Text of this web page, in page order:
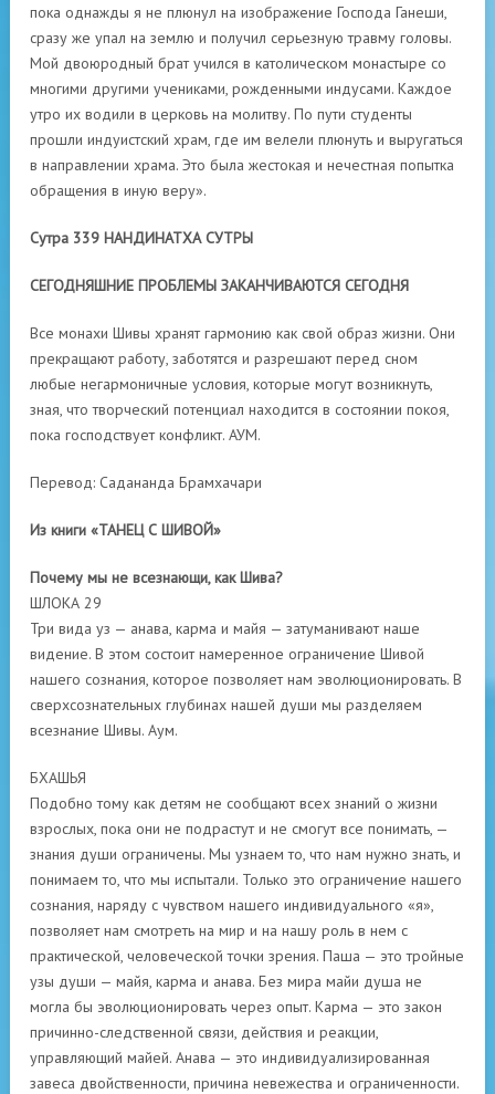
пока однажды я не плюнул на изображение Господа Ганеши,
сразу же упал на землю и получил серьезную травму головы.
Мой двоюродный брат учился в католическом монастыре со
многими другими учениками, рожденными индусами. Каждое
утро их водили в церковь на молитву. По пути студенты
прошли индуистский храм, где им велели плюнуть и выругаться
в направлении храма. Это была жестокая и нечестная попытка
обращения в иную веру».
Сутра 339 НАНДИНАТХА СУТРЫ
СЕГОДНЯШНИЕ ПРОБЛЕМЫ ЗАКАНЧИВАЮТСЯ СЕГОДНЯ
Все монахи Шивы хранят гармонию как свой образ жизни. Они
прекращают работу, заботятся и разрешают перед сном
любые негармоничные условия, которые могут возникнуть,
зная, что творческий потенциал находится в состоянии покоя,
пока господствует конфликт. АУМ.
Перевод: Садананда Брамхачари
Из книги «ТАНЕЦ С ШИВОЙ»
Почему мы не всезнающи, как Шива?
ШЛОКА 29
Три вида уз — анава, карма и майя — затуманивают наше
видение. В этом состоит намеренное ограничение Шивой
нашего сознания, которое позволяет нам эволюционировать. В
сверхсознательных глубинах нашей души мы разделяем
всезнание Шивы. Аум.
БХАШЬЯ
Подобно тому как детям не сообщают всех знаний о жизни
взрослых, пока они не подрастут и не смогут все понимать, —
знания души ограничены. Мы узнаем то, что нам нужно знать, и
понимаем то, что мы испытали. Только это ограничение нашего
сознания, наряду с чувством нашего индивидуального «я»,
позволяет нам смотреть на мир и на нашу роль в нем с
практической, человеческой точки зрения. Паша — это тройные
узы души — майя, карма и анава. Без мира майи душа не
могла бы эволюционировать через опыт. Карма — это закон
причинно-следственной связи, действия и реакции,
управляющий майей. Анава — это индивидуализированная
завеса двойственности, причина невежества и ограниченности.